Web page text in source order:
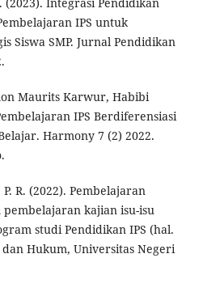
IPS untuk
Siswa SMP. Jurnal Pendidikan
Maurits Karwur, Habibi
IPS Berdiferensiasi
Harmony 7 (2) 2022.
R. (2022). Pembelajaran
kajian isu-isu
studi Pendidikan IPS (hal.
dan Hukum, Universitas Negeri